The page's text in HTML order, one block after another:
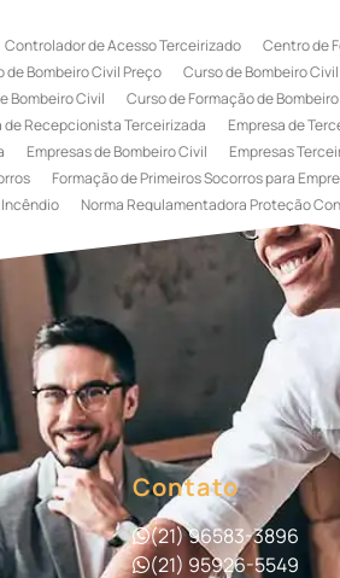
Controlador de Acesso Terceirizado
Centro de
de Bombeiro Civil Preço Curso de Bombeiro
Bombeiro Civil Curso de Formação de
de Recepcionista Terceirizada
Empresa de
Empresas de Bombeiro Civil Empresas
Formação de Primeiros Socorros para
Norma Regulamentadora Proteção
Serviço de Portaria
Civil Terceirização de Bombeiro
de Recepcionistas Treinamento de
de Brigada de Incêndio Valor
de Prevenção e Combate a Incêndio
Empresas
Contato
(21) 96583-3896
(21) 95926-5549